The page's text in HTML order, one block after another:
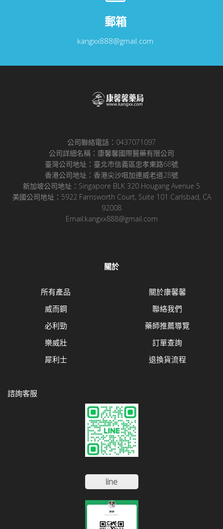
郵箱
kangxx888@gmail.com
公司聯絡電話：0437071097
公司詳細名稱：康馨馨國際醫藥有限公司
臺灣公司地址：臺北市信義區忠孝東路68號
香港公司地址：香港尖沙咀加連威老道28號
新加坡公司地址：Singapore BLK 320 Hougang Avenue 5
美國公司地址：5922 Farnsworth Court, Suite 101 Carlsbad, CA
92008
Email:kangxx888@gmail.com
關於
所有產品
威而鋼
必利勁
樂威壯
犀利士
關於康馨馨
聯絡我們
藥師推薦導覽
訂單查詢
退換貨流程
諮詢客服
line